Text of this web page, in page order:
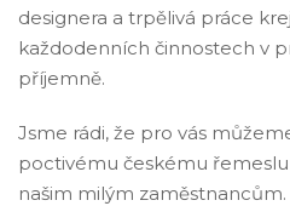
designera a trpělivá práce
každodenních činnostech v
příjemně.
Jsme rádi, že pro vás
poctivému českému
našim milým